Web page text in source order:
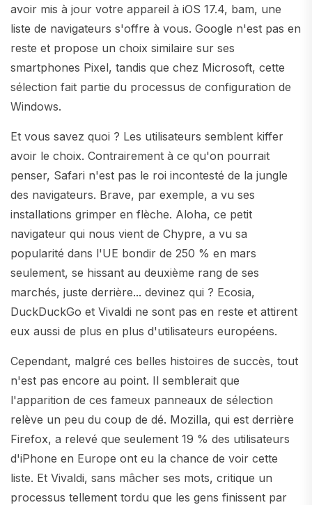
avoir mis à jour votre appareil à iOS 17.4, bam, une
liste de navigateurs s'offre à vous. Google n'est pas en
reste et propose un choix similaire sur ses
smartphones Pixel, tandis que chez Microsoft, cette
sélection fait partie du processus de configuration de
Windows.
Et vous savez quoi ? Les utilisateurs semblent kiffer
avoir le choix. Contrairement à ce qu'on pourrait
penser, Safari n'est pas le roi incontesté de la jungle
des navigateurs. Brave, par exemple, a vu ses
installations grimper en flèche. Aloha, ce petit
navigateur qui nous vient de Chypre, a vu sa
popularité dans l'UE bondir de 250 % en mars
seulement, se hissant au deuxième rang de ses
marchés, juste derrière... devinez qui ? Ecosia,
DuckDuckGo et Vivaldi ne sont pas en reste et attirent
eux aussi de plus en plus d'utilisateurs européens.
Cependant, malgré ces belles histoires de succès, tout
n'est pas encore au point. Il semblerait que
l'apparition de ces fameux panneaux de sélection
relève un peu du coup de dé. Mozilla, qui est derrière
Firefox, a relevé que seulement 19 % des utilisateurs
d'iPhone en Europe ont eu la chance de voir cette
liste. Et Vivaldi, sans mâcher ses mots, critique un
processus tellement tordu que les gens finissent par